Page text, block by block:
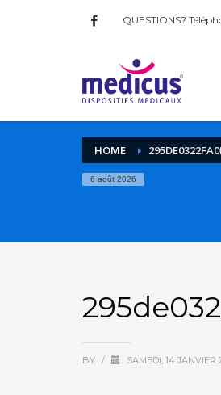
QUESTIONS?
HOME
6 août 2026
BY / SAMEDI, 14 JANVIER